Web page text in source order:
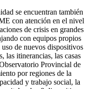
se encuentran también
con atención en el nivel
de crisis en grandes
con equipos propios
de nuevos dispositivos
las itinerancias, las casas
Provincial de
por regiones de la
y trabajo social, la